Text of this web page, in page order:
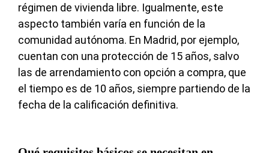
régimen de vivienda libre. Igualmente, este
aspecto también varía en función de la
comunidad autónoma. En Madrid, por ejemplo,
cuentan con una protección de 15 años, salvo
las de arrendamiento con opción a compra, que
el tiempo es de 10 años, siempre partiendo de la
fecha de la calificación definitiva.